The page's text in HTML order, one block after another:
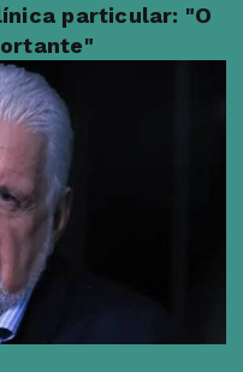
particular: "O